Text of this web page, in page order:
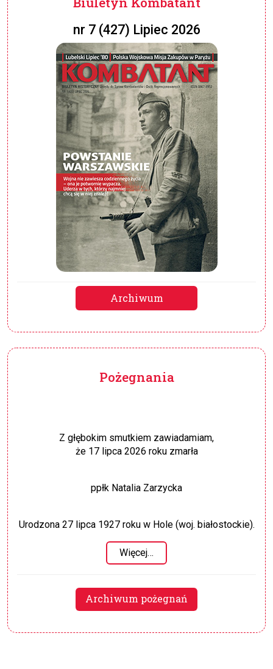
nr 7 (427) Lipiec 2026
Archiwum
Pożegnania
Z głębokim smutkiem zawiadamiam,
że 17 lipca 2026 roku zmarła
ppłk Natalia Zarzycka
Urodzona 27 lipca 1927 roku w Hole (woj. białostockie).
Więcej…
Archiwum pożegnań